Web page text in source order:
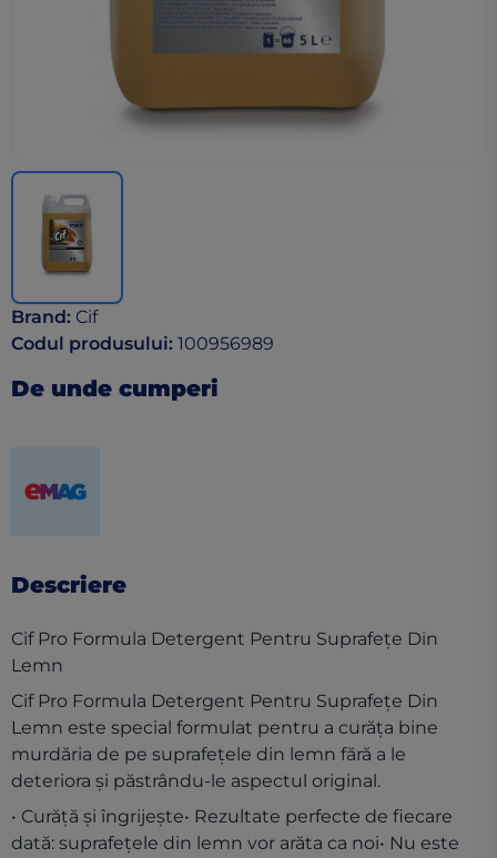
Brand: Cif
Codul produsului: 100956989
De unde cumperi
Descriere
Cif Pro Formula Detergent Pentru Suprafeţe Din
Lemn
Cif Pro Formula Detergent Pentru Suprafeţe Din
Lemn este special formulat pentru a curăța bine
murdăria de pe suprafețele din lemn fără a le
deteriora și păstrându-le aspectul original.
• Curăță şi îngrijeşte• Rezultate perfecte de fiecare
dată: suprafețele din lemn vor arăta ca noi• Nu este